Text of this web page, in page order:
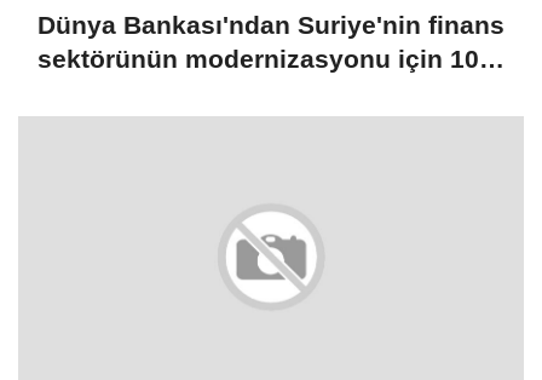
Dünya Bankası'ndan Suriye'nin finans
sektörünün modernizasyonu için 100